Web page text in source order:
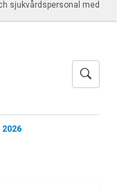
sjukvårdspersonal med
2026